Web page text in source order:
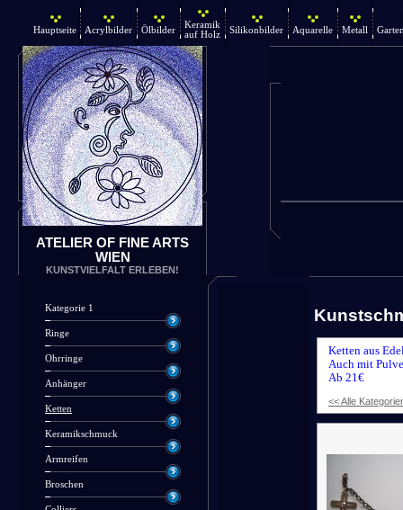
Hauptseite Acrylbilder Ölbilder
Keramik
auf Holz
Silikonbilder Aquarelle Metall
ATELIER OF FINE ARTS
WIEN
KUNSTVIELFALT ERLEBEN!
Kategorie 1
Ringe
Ohrringe
Anhänger
Ketten
Keramikschmuck
Armreifen
Broschen
Ketten aus
Auch mit
Ab 21€
<< Alle